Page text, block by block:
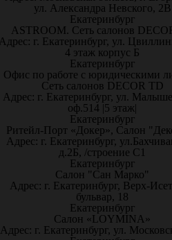
ул. Александра Невского, 2В
Екатеринбург
ASTROOM. Сеть салонов
г. Екатеринбург, ул.
4 этаж корпус Б
Екатеринбург
Офис по работе с юридическими
Сеть салонов DECOR TD
Адрес: г. Екатеринбург, ул.
оф.514 |5 этаж|
Екатеринбург
Ритейл-Порт «Докер», Салон
Адрес: г. Екатеринбург,
д.2Б, /строение С1
Екатеринбург
Салон "Сан Марко"
Адрес: г. Екатеринбург, Верх-
бульвар, 18
Екатеринбург
Салон «LOYMINA»
Адрес: г. Екатеринбург, ул.